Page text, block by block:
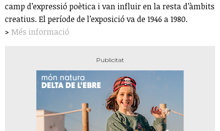
camp d’expressió poètica i van influir en la resta d’àmbits
creatius. El període de l’exposició va de 1946 a 1980.
> Més informació